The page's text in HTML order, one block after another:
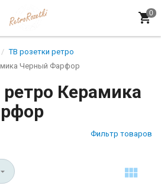
ТВ розетки ретро
Черный Фарфор
Керамика
Фильтр товаров